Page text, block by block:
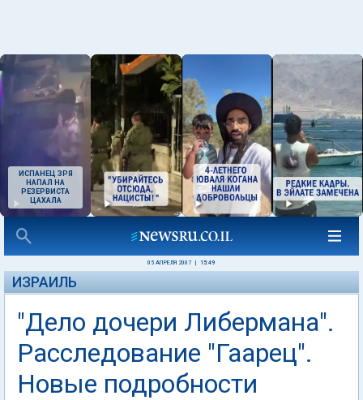
ИСПАНЕЦ ЗРЯ
НАПАЛ НА
РЕЗЕРВИСТА
ЦАХАЛА
05 АПРЕЛЯ 2007 15:49
ИЗРАИЛЬ
"Дело дочери Либермана".
Расследование "Гаарец".
Новые подробности